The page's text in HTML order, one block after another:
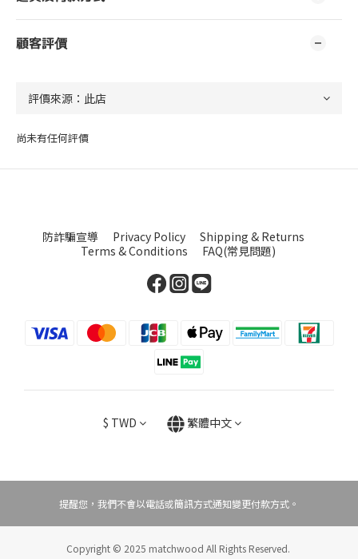
顧客評價
尚未有任何評價
防詐騙宣導 Privacy Policy
Shipping & Returns
Terms & Conditions
FAQ(常見問題)
$ TWD 繁體中文
提醒您，我們不會以電話或簡訊方式通知變更付款方式。
Copyright © 2025 matchwood All Rights Reserved.